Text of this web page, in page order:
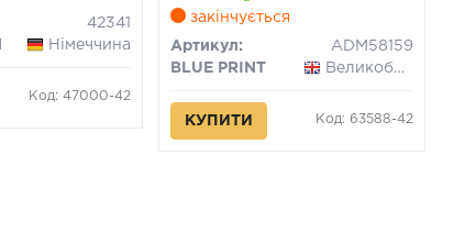
42341
Німеччина
Код: 47000-42
закінчується
Артикул:
ADM58159
BLUE PRINT
Великобританія
КУПИТИ Код: 63588-42